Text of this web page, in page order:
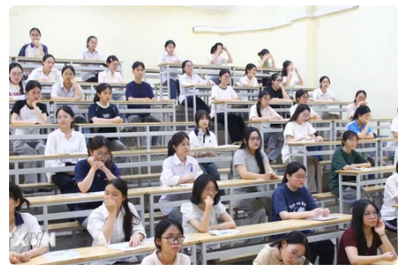
ngày trước đó 301 ca. Sở Y tế Quảng Trị cũng đăng ký
bổ sung thêm 911 ca.